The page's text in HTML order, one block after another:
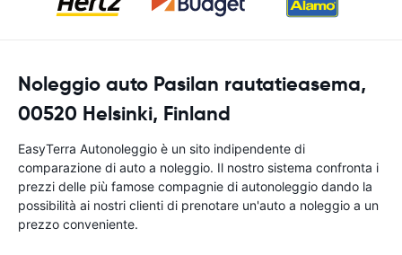
Noleggio auto Pasilan rautatieasema,
00520 Helsinki, Finland
EasyTerra Autonoleggio è un sito indipendente di
comparazione di auto a noleggio. Il nostro sistema confronta i
prezzi delle più famose compagnie di autonoleggio dando la
possibilità ai nostri clienti di prenotare un'auto a noleggio a un
prezzo conveniente.